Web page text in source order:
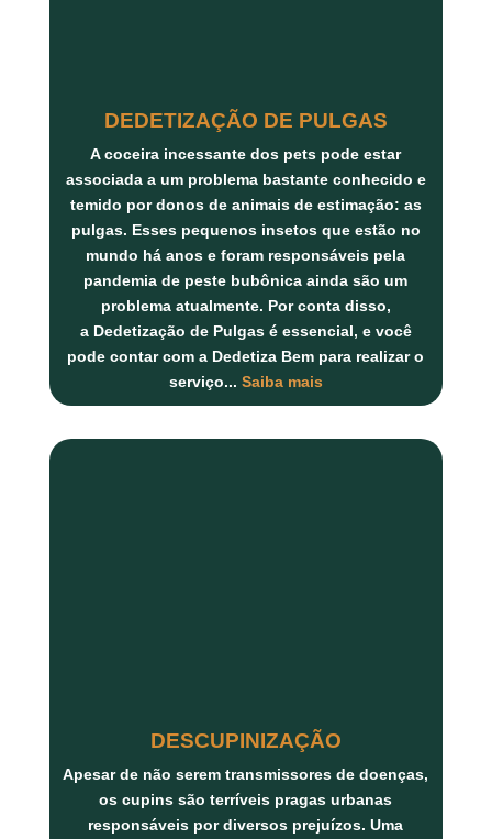
DEDETIZAÇÃO DE PULGAS
A coceira incessante dos pets pode estar
associada a um problema bastante conhecido e
temido por donos de animais de estimação: as
pulgas. Esses pequenos insetos que estão no
mundo há anos e foram responsáveis pela
pandemia de peste bubônica ainda são um
problema atualmente. Por conta disso,
a Dedetização de Pulgas é essencial, e você
pode contar com a Dedetiza Bem para realizar o
serviço... Saiba mais
DESCUPINIZAÇÃO
Apesar de não serem transmissores de doenças,
os cupinssão terríveis pragas urbanas
responsáveis por diversos prejuízos. Uma